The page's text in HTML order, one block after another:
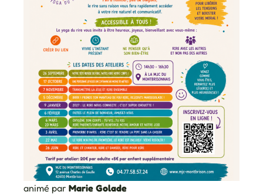
animé par Marie Golade